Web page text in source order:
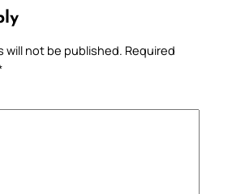
will not be published. Required